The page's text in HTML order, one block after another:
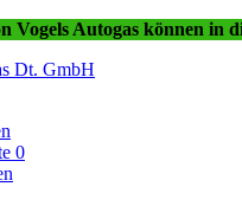
Vogels Autogas können in
0